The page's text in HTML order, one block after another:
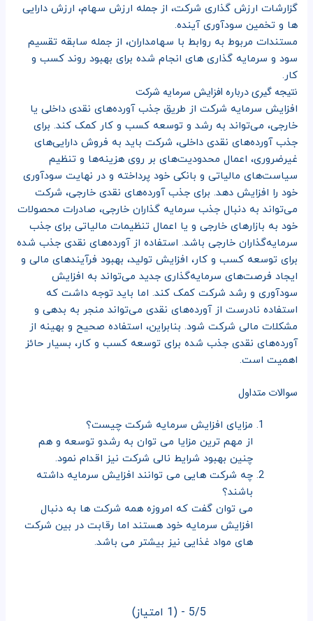
گزارشات ارزش گذاری شرکت، از جمله ارزش سهام، ارزش دارایی
ها و تخمین سودآوری آینده.
مستندات مربوط به روابط با سهامداران، از جمله سابقه تقسیم
سود و سرمایه گذاری های انجام شده برای بهبود روند کسب و
کار.
نتیجه گیری درباره افزایش سرمایه شرکت
افزایش سرمایه شرکت از طریق جذب آورده‌های نقدی داخلی یا
خارجی، می‌تواند به رشد و توسعه کسب و کار کمک کند. برای
جذب آورده‌های نقدی داخلی، شرکت باید به فروش دارایی‌های
غیرضروری، اعمال محدودیت‌های بر روی هزینه‌ها و تنظیم
سیاست‌های مالیاتی و بانکی خود پرداخته و در نهایت سودآوری
خود را افزایش دهد. برای جذب آورده‌های نقدی خارجی، شرکت
می‌تواند به دنبال جذب سرمایه گذاران خارجی، صادرات محصولات
خود به بازارهای خارجی و یا اعمال تنظیمات مالیاتی برای جذب
سرمایه‌گذاران خارجی باشد. استفاده از آورده‌های نقدی جذب شده
برای توسعه کسب و کار، افزایش تولید، بهبود فرآیند‌های مالی و
ایجاد فرصت‌های سرمایه‌گذاری جدید می‌تواند به افزایش
سودآوری و رشد شرکت کمک کند. اما باید توجه داشت که
استفاده نادرست از آورده‌های نقدی می‌تواند منجر به بدهی و
مشکلات مالی شرکت شود. بنابراین، استفاده صحیح و بهینه از
آورده‌های نقدی جذب شده برای توسعه کسب و کار، بسیار حائز
اهمیت است.
سوالات متداول
مزایای افزایش سرمایه شرکت چیست؟
از مهم ترین مزایا می توان به رشدو توسعه و هم
چنین بهبود شرایط نالی شرکت نیز اقدام نمود.
چه شرکت هایی می توانند افزایش سرمایه داشته
باشند؟
می توان گفت که امروزه همه شرکت ها به دنبال
افزایش سرمایه خود هستند اما رقابت در بین شرکت
های مواد غذایی نیز بیشتر می باشد.
5/5 - (1 امتیاز)